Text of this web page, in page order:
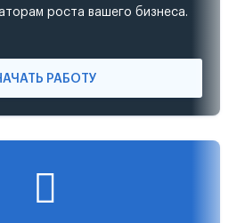
роста вашего бизнеса.
РАБОТУ